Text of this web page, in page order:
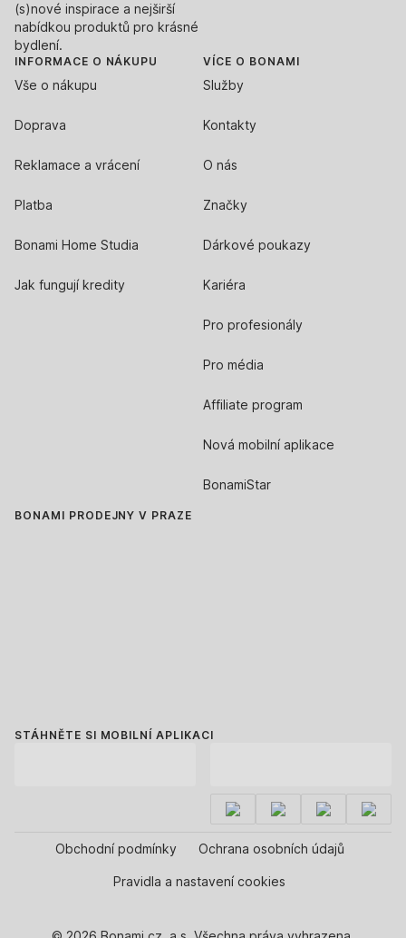
(s)nové inspirace a nejširší
nabídkou produktů pro krásné
bydlení.
INFORMACE O NÁKUPU
Vše o nákupu
Doprava
Reklamace a vrácení
Platba
Bonami Home Studia
Jak fungují kredity
VÍCE O BONAMI
Služby
Kontakty
O nás
Značky
Dárkové poukazy
Kariéra
Pro profesionály
Pro média
Affiliate program
Nová mobilní aplikace
BonamiStar
BONAMI PRODEJNY V PRAZE
STÁHNĚTE SI MOBILNÍ APLIKACI
Obchodní podmínky Ochrana osobních údajů
Pravidla a nastavení cookies